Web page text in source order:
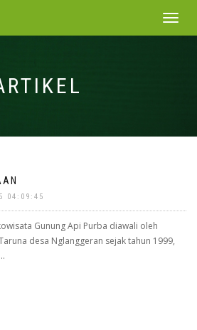
Toggle
04:09:45
Gunung Api Purba diawali oleh
desa Nglanggeran sejak tahun 1999,